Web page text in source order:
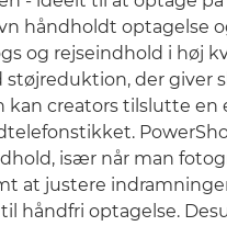
håndholdt optagelse
og rejseindhold i høj
der giver
kan creators tilslutte en
især når man
at justere
håndfri optagelse.